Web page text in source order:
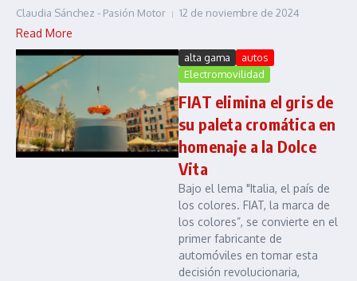
Claudia Sánchez - Pasión Motor 12 de noviembre de 2024
Read More
alta gama
autos
Electromovilidad
FIAT elimina el gris de
su paleta cromática en
homenaje a la Dolce
Vita
Bajo el lema "Italia, el país de
los colores. FIAT, la marca de
los colores”, se convierte en el
primer fabricante de
automóviles en tomar esta
decisión revolucionaria,